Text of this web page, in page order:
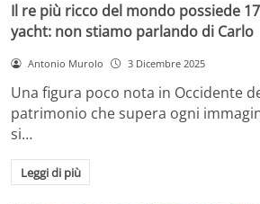
Il re più ricco del mondo possiede
yacht: non stiamo parlando di Carlo
Antonio Murolo 3 Dicembre 2025
Una figura poco nota in Occidente
patrimonio che supera ogni
si…
Leggi di più